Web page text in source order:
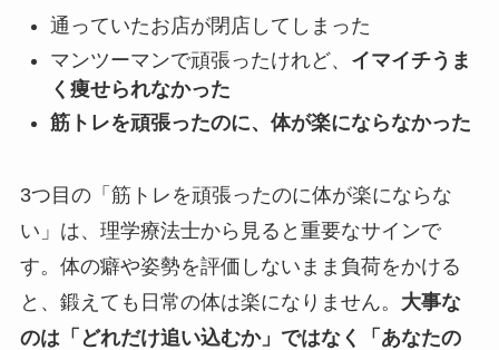
通っていたお店が閉店してしまった
マンツーマンで頑張ったけれど、 イマイチうま
く痩せられなかった
筋トレを頑張ったのに、体が楽にならなかった
3つ目の「筋トレを頑張ったのに体が楽にならな
い」は、理学療法士から見ると重要なサインで
す。体の癖や姿勢を評価しないまま負荷をかける
と、鍛えても日常の体は楽になりません。 大事な
のは「どれだけ追い込むか」ではなく「あなたの